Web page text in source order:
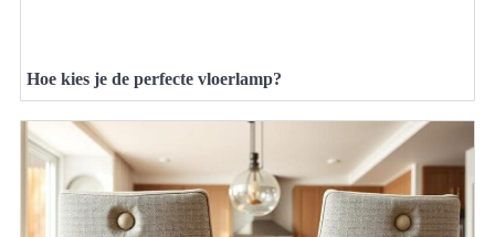
Hoe kies je de perfecte vloerlamp?